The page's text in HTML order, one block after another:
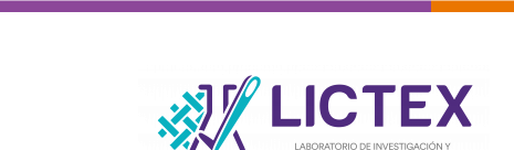
logo_lictex_mesa_de_trabajo_1.png